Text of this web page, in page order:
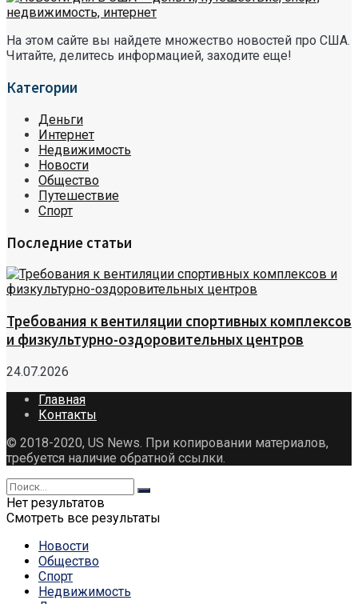
На этом сайте вы найдете множество новостей про США.
Читайте, делитесь информацией, заходите еще!
Категории
Деньги
Интернет
Недвижимость
Новости
Общество
Путешествие
Спорт
Последние статьи
Требования к вентиляции спортивных комплексов
и физкультурно-оздоровительных центров
24.07.2026
Главная
Контакты
© 2018-2020, US News. При копировании материалов,
требуется наличие обратной ссылки.
Нет результатов
Смотреть все результаты
Новости
Общество
Спорт
Недвижимость